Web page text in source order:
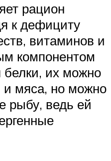
рацион
к дефициту
витаминов и
компонентом
белки, их можно
мяса, но можно
рыбу, ведь ей